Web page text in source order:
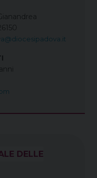
DELLE